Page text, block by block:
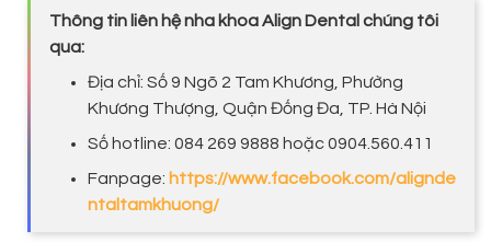
Thông tin liên hệ nha khoa Align Dental chúng tôi
qua:
Địa chỉ: Số 9 Ngõ 2 Tam Khương, Phường
Khương Thượng, Quận Đống Đa, TP. Hà Nội
Số hotline: 084 269 9888 hoặc 0904.560.411
Fanpage: https://www.facebook.com/alignde
ntaltamkhuong/